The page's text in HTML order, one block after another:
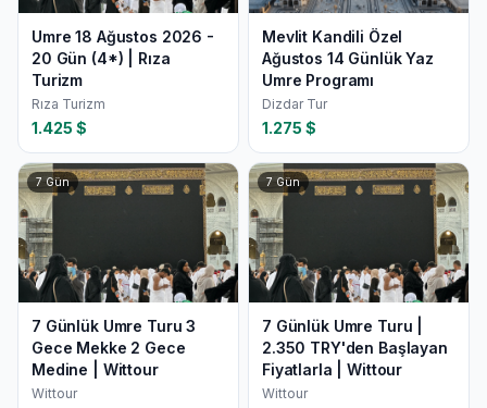
Umre 18 Ağustos 2026 -
20 Gün (4*) | Rıza
Turizm
Rıza Turizm
1.425 $
Mevlit Kandili Özel
Ağustos 14 Günlük Yaz
Umre Programı
Dizdar Tur
1.275 $
7Gün
7 Günlük Umre Turu 3
Gece Mekke 2 Gece
Medine | Wittour
Wittour
7Gün
7 Günlük Umre Turu |
2.350 TRY'den Başlayan
Fiyatlarla | Wittour
Wittour